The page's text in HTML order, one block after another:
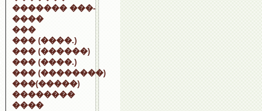
������� ���-
����
���
��� (����.)
��� (������)
��� (����.)
��� (��������)
���(�����)
��������
����